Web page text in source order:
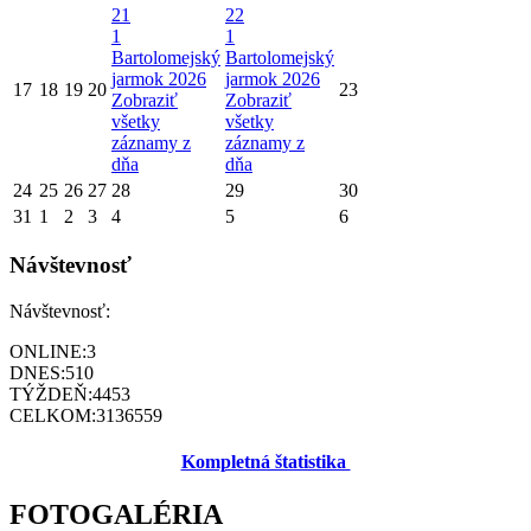
17 18 19 20
21
1
Bartolomejský
jarmok 2026
Zobraziť
všetky
záznamy z
dňa
22
1
Bartolomejský
jarmok 2026
Zobraziť
všetky
záznamy z
dňa
23
24 25 26 27 28 29
30
31 1 2 3 4 5 6
Návštevnosť
Návštevnosť:
ONLINE:3
DNES:510
TÝŽDEŇ:4453
CELKOM:3136559
Kompletná štatistika
FOTOGALÉRIA